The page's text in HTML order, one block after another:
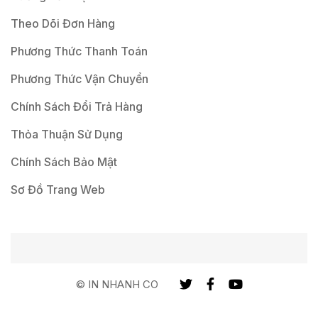
Theo Dõi Đơn Hàng
Phương Thức Thanh Toán
Phương Thức Vận Chuyển
Chính Sách Đổi Trả Hàng
Thỏa Thuận Sử Dụng
Chính Sách Bảo Mật
Sơ Đồ Trang Web
© IN NHANH CO